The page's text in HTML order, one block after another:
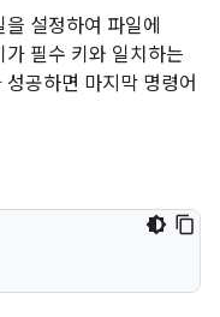
설정하여 파일에
필수 키와 일치하는
공하면 마지막 명령어